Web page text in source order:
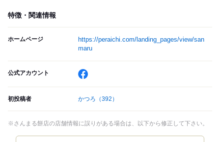
特徴・関連情報
ホームページ
https://peraichi.com/landing_pages/view/san
maru
公式アカウント
初投稿者 かつろ （392）
※さんまる餅店の店舗情報に誤りがある場合は、以下から修正して下さい。